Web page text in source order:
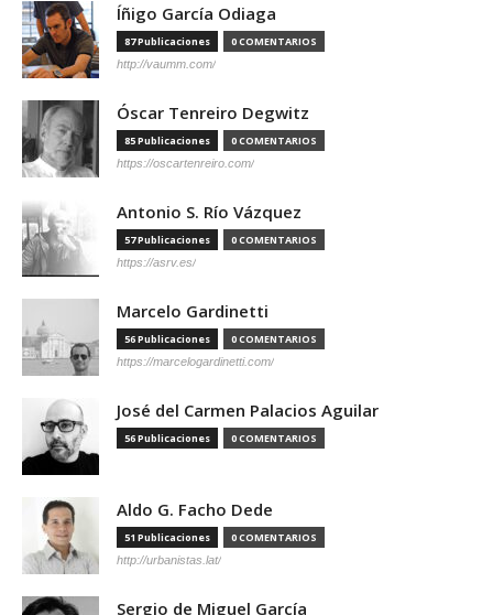
Íñigo García Odiaga
87 Publicaciones 0 COMENTARIOS
http://vaumm.com/
Óscar Tenreiro Degwitz
85 Publicaciones 0 COMENTARIOS
https://oscartenreiro.com/
Antonio S. Río Vázquez
57 Publicaciones 0 COMENTARIOS
https://asrv.es/
Marcelo Gardinetti
56 Publicaciones 0 COMENTARIOS
https://marcelogardinetti.com/
José del Carmen Palacios Aguilar
56 Publicaciones 0 COMENTARIOS
Aldo G. Facho Dede
51 Publicaciones 0 COMENTARIOS
http://urbanistas.lat/
Sergio de Miguel García